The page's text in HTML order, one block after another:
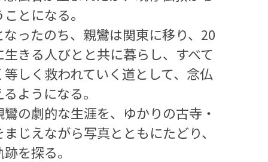
とになる。
ったのち、親鸞は関東に移り、20
きる人びとと共に暮らし、すべて
しく救われていく道として、念仏
ようになる。
の劇的な生涯を、ゆかりの古寺・
じえながら写真とともにたどり、
を探る。